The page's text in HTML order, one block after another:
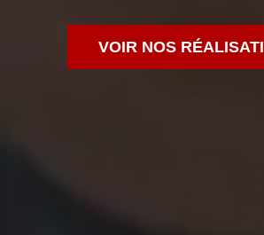
VOIR NOS